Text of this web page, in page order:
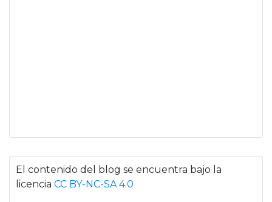
El contenido del blog se encuentra bajo la
licencia CC BY-NC-SA 4.0